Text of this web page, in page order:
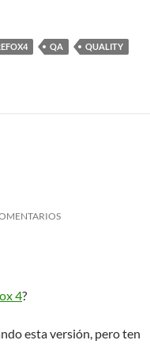
QA
QUALITY
4?
esta versión, pero ten